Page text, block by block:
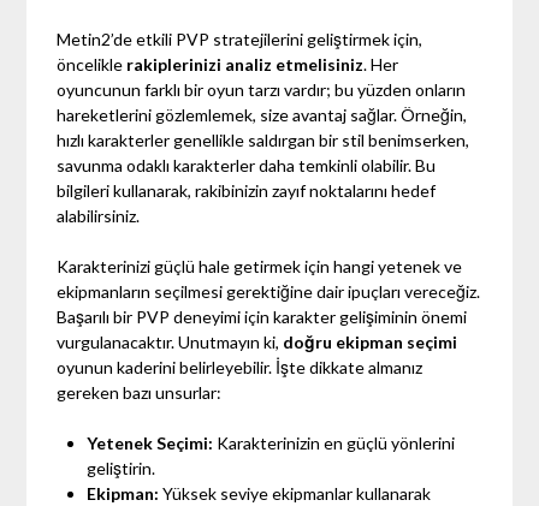
Metin2’de etkili PVP stratejilerini geliştirmek için,
öncelikle rakiplerinizi analiz etmelisiniz. Her
oyuncunun farklı bir oyun tarzı vardır; bu yüzden onların
hareketlerini gözlemlemek, size avantaj sağlar. Örneğin,
hızlı karakterler genellikle saldırgan bir stil benimserken,
savunma odaklı karakterler daha temkinli olabilir. Bu
bilgileri kullanarak, rakibinizin zayıf noktalarını hedef
alabilirsiniz.
Karakterinizi güçlü hale getirmek için hangi yetenek ve
ekipmanların seçilmesi gerektiğine dair ipuçları vereceğiz.
Başarılı bir PVP deneyimi için karakter gelişiminin önemi
vurgulanacaktır. Unutmayın ki, doğru ekipman seçimi
oyunun kaderini belirleyebilir. İşte dikkate almanız
gereken bazı unsurlar:
Yetenek Seçimi: Karakterinizin en güçlü yönlerini
geliştirin.
Ekipman: Yüksek seviye ekipmanlar kullanarak